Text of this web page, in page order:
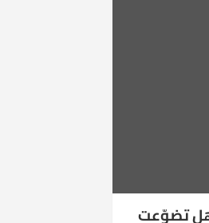
هل تضوّعت